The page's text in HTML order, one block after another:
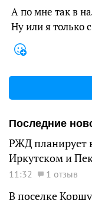
А по мне так в
Ну или я только
Последние
РЖД планирует
Иркутском и
11:32 1 отзыв
В поселке